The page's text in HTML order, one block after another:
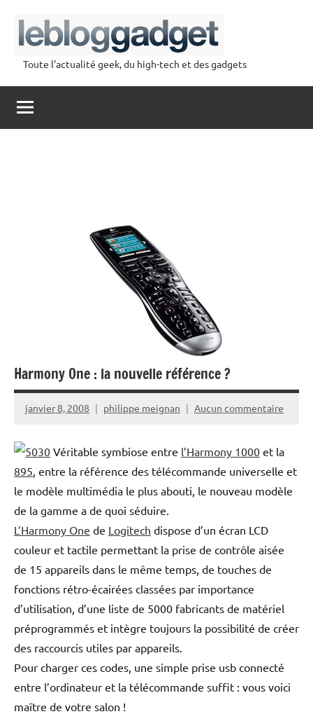
contenu
lebloggadget
Toute l'actualité geek, du high-tech et des gadgets
Harmony One : la nouvelle référence ?
janvier 8, 2008 philippe meignan Aucun commentaire
Véritable symbiose entre l’Harmony 1000 et la
895 , entre la référence des télécommande universelle et
le modèle multimédia le plus abouti, le nouveau modèle
de la gamme a de quoi séduire.
L’Harmony One de Logitech dispose d’un écran LCD
couleur et tactile permettant la prise de contrôle aisée
de 15 appareils dans le même temps, de touches de
fonctions rétro-écairées classées par importance
d’utilisation, d’une liste de 5000 fabricants de matériel
préprogrammés et intègre toujours la possibilité de créer
des raccourcis utiles par appareils.
Pour charger ces codes, une simple prise usb connecté
entre l’ordinateur et la télécommande suffit : vous voici
maître de votre salon !